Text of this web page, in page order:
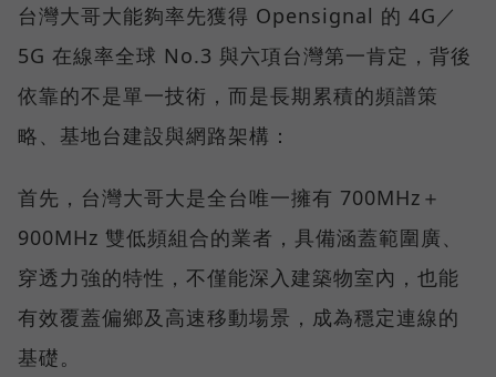
台灣大哥大能夠率先獲得 Opensignal 的 4G／
5G 在線率全球 No.3 與六項台灣第一肯定，背後
依靠的不是單一技術，而是長期累積的頻譜策
略、基地台建設與網路架構：
首先，台灣大哥大是全台唯一擁有 700MHz＋
900MHz 雙低頻組合的業者，具備涵蓋範圍廣、
穿透力強的特性，不僅能深入建築物室內，也能
有效覆蓋偏鄉及高速移動場景，成為穩定連線的
基礎。